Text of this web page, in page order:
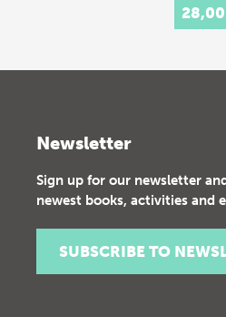
Newsletter
Sign up for our newsletter
newest books, activities and
SUBSCRIBE TO